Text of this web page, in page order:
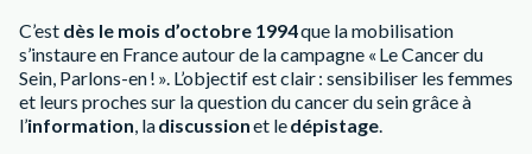
C’est dès le mois d’octobre 1994que la mobilisation
s’instaure en France autour de la campagne « Le Cancer du
Sein, Parlons-en ! ». L’objectif est clair : sensibiliser les femmes
et leurs proches sur la question du cancer du sein grâce à
l’information , ladiscussionet ledépistage